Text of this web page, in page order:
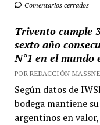
Comentarios cerrados
Trivento cumple
sexto año
N°1 en el mundo
POR REDACCIÓN
Según datos de
bodega mantiene
argentinos en